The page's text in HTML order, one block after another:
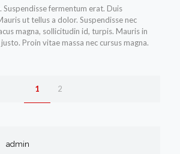
Suspendisse fermentum erat. Duis
ut tellus a dolor. Suspendisse nec
magna, sollicitudin id, turpis. Mauris in
Proin vitae massa nec cursus magna.
1 2
admin